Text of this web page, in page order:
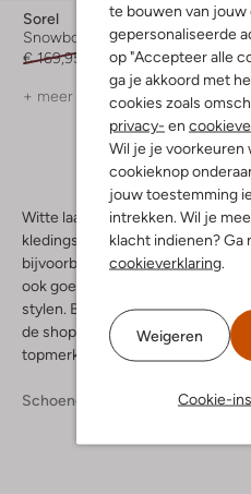
te bouwen van jouw
gepersonaliseerde
op "Accepteer alle
ga je akkoord met
cookies zoals
privacy- en
Wil je je voorkeuren
cookieknop
jouw toestemming
intrekken. Wil je
klacht indienen? Ga
cookieverklaring.
Weigeren
Cookie-
Sorel
Snowboots
€ 169,95
€ 118,99
+ meer kleuren
Witte laarzen zijn gemakkelijk te
kledingstijlen. Je denkt
bijvoorbeeld als je ze
ook goed mogelijk om witte
stylen. Bijvoorbeeld met een
de shop van Omoda vind je veel
topmerken!
Schoenen